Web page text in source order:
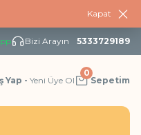
Kapat
İndirimBizi Arayın 5333729189
Yap - Yeni Üye Ol Sepetim
0